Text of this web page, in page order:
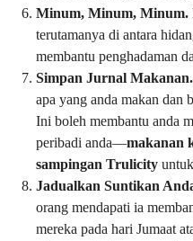
Minum, Minum, Minum.
terutamanya di antara
membantu penghadaman
Simpan Jurnal Makanan.
apa yang anda makan dan
Ini boleh membantu anda
peribadi anda—makanan
sampingan Trulicity untuk
Jadualkan Suntikan
orang mendapati ia
mereka pada hari Jumaat